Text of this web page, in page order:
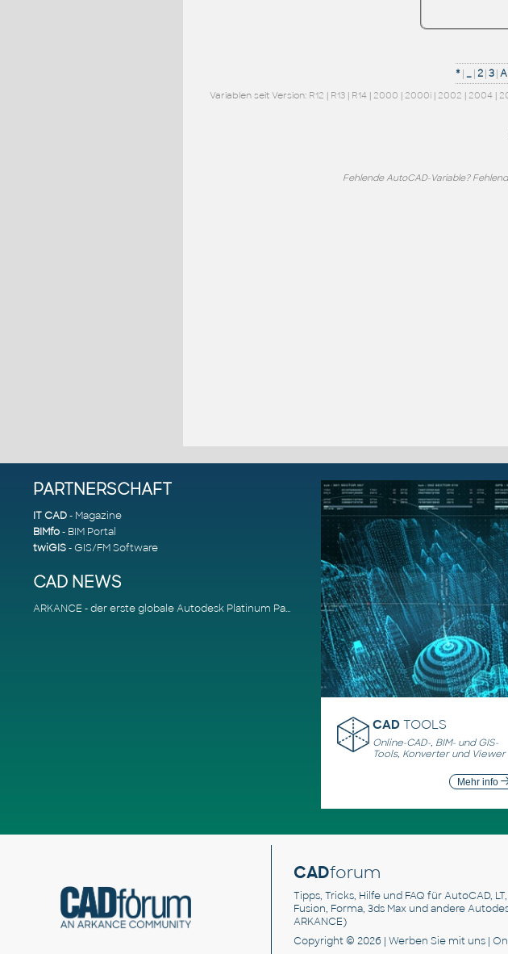
* | _ |2 |3 |A
Variablen seit Version: R12 | R13 | R14 | 2000 | 2000i | 2002 | 2004 |
Fehlende AutoCAD-Variable?
PARTNERSCHAFT
IT CAD- Magazine
BIMfo- BIM Portal
twiGIS- GIS/FM Software
CAD NEWS
ARKANCE - der erste globale Autodesk Platinum Partner
CAD TOOLS
Online-CAD-, BIM- und GIS-
Tools, Konverter und Viewer
Mehr info
CADforum
Tipps, Tricks, Hilfe und FAQ für AutoCAD,
Fusion, Forma, 3ds Max und andere
ARKANCE)
Copyright © 2026 | Werben Siemit uns |